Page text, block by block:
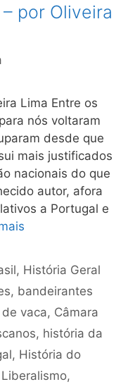
– por Oliveira
Lima Entre os
nós voltaram
desde que
mais justificados
nacionais do que
autor, afora
a Portugal e
, História Geral
, bandeirantes
vaca, Câmara
, história da
, História do
Liberalismo,